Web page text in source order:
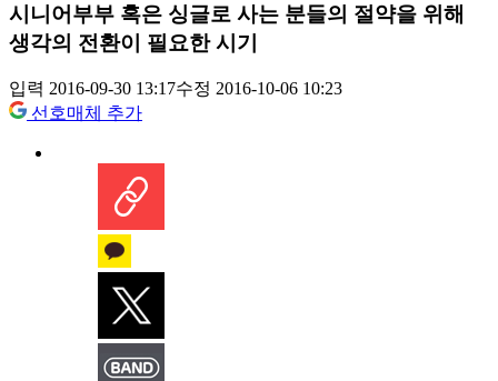
시니어부부 혹은 싱글로 사는 분들의 절약을 위해
생각의 전환이 필요한 시기
입력 2016-09-30 13:17수정 2016-10-06 10:23
선호매체 추가